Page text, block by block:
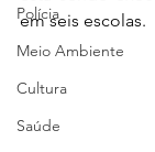
Polícia
Meio Ambiente
Cultura
Saúde
em seis escolas.